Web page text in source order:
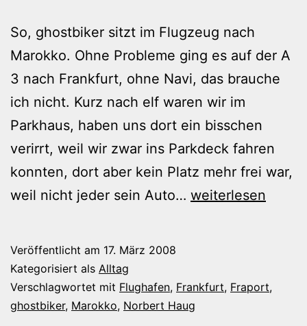
So, ghostbiker sitzt im Flugzeug nach
Marokko. Ohne Probleme ging es auf der A
3 nach Frankfurt, ohne Navi, das brauche
ich nicht. Kurz nach elf waren wir im
Parkhaus, haben uns dort ein bisschen
verirrt, weil wir zwar ins Parkdeck fahren
konnten, dort aber kein Platz mehr frei war,
weil nicht jeder sein Auto… Ausflug
weiterlesen
Veröffentlicht am 17. März 2008
Kategorisiert als Alltag
Verschlagwortet mit Flughafen, Frankfurt, Fraport,
ghostbiker, Marokko, Norbert Haug